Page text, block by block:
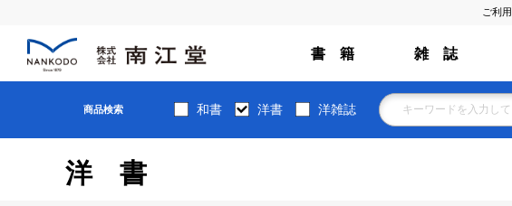
ご利
書 籍 雑 誌
商品検索 和書 洋書 洋雑誌
洋書